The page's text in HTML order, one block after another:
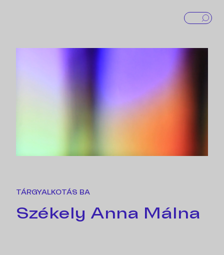
TÁRGYALKOTÁS BA
Székely Anna Málna